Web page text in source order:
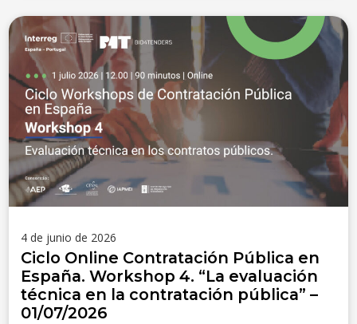
4 de junio de 2026
Ciclo Online Contratación Pública en
España. Workshop 4. “La evaluación
técnica en la contratación pública” –
01/07/2026